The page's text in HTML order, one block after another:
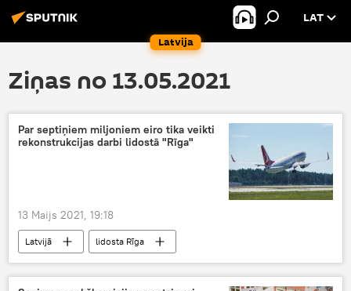
Latvija
LAT
Ziņas no 13.05.2021
Par septiņiem miljoniem eiro tika veikti
rekonstrukcijas darbi lidostā "Rīga"
13 Maijs 2021, 19:18
Latvijā lidosta Rīga